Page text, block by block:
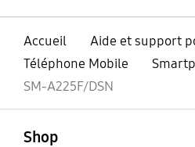
Accueil
Aide et support
Téléphone Mobile
SM-A225F/DSN
Shop